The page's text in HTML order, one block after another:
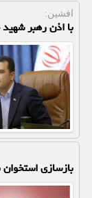
افشین:
با اذن رهبر
بازسازی استخوان